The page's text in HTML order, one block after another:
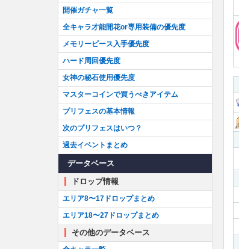
開催ガチャ一覧
全キャラ才能開花or専用装備の優先度
メモリーピース入手優先度
ハード周回優先度
女神の秘石使用優先度
マスターコインで買うべきアイテム
プリフェスの基本情報
次のプリフェスはいつ？
過去イベントまとめ
データベース
ドロップ情報
エリア8〜17ドロップまとめ
エリア18〜27ドロップまとめ
その他のデータベース